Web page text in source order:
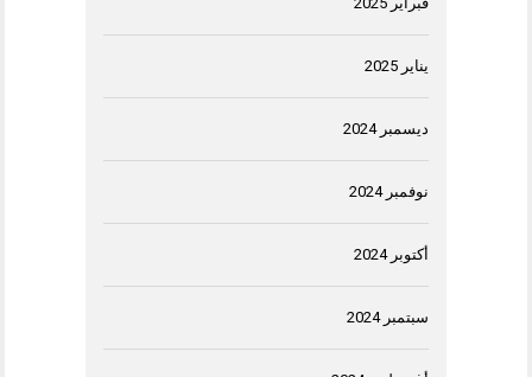
يناير 2025
ديسمبر 2024
نوفمبر 2024
أكتوبر 2024
سبتمبر 2024